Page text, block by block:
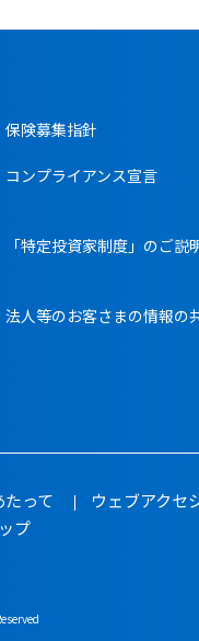
保険募集指針
コンプライアンス宣言
「特定投資家制度」のご説
法人等のお客さまの情報の
って ウェブアクセ
プ